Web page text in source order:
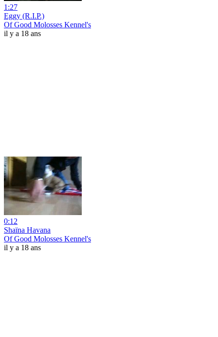
1:27
Eggy (R.I.P.)
Of Good Molosses Kennel's
il y a 18 ans
0:12
Shaïna Havana
Of Good Molosses Kennel's
il y a 18 ans